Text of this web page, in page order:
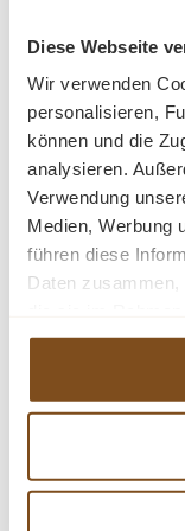
Diese Webseite
Wir verwenden
personalisieren,
können und die
analysieren.
Verwendung
Medien, Werbung
führen diese
Daten
haben.
fertig montiert
2-teilig
Farbe weiß
Kiefer lackiert
Menü
Patrick weiß -
Der
gleichzeitig ist ein
Produktgalerie